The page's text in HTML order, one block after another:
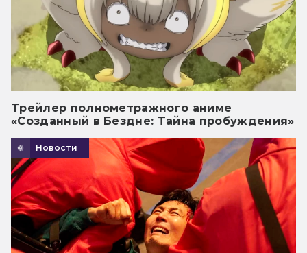
Трейлер полнометражного аниме
«Созданный в Бездне: Тайна пробуждения»
Новости